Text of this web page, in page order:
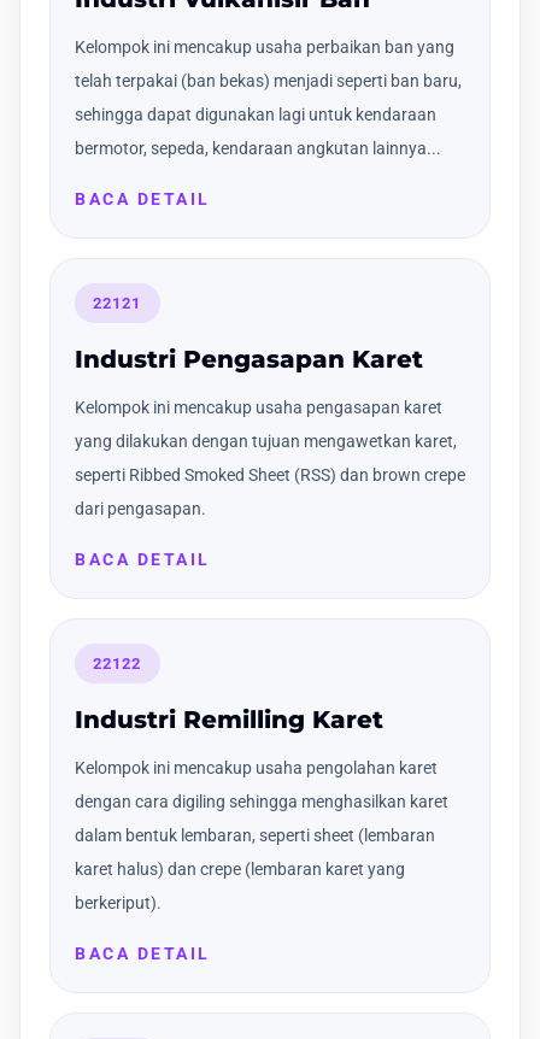
Kelompok ini mencakup usaha perbaikan ban yang
telah terpakai (ban bekas) menjadi seperti ban baru,
sehingga dapat digunakan lagi untuk kendaraan
bermotor, sepeda, kendaraan angkutan lainnya...
BACA DETAIL
22121
Industri Pengasapan Karet
Kelompok ini mencakup usaha pengasapan karet
yang dilakukan dengan tujuan mengawetkan karet,
seperti Ribbed Smoked Sheet (RSS) dan brown crepe
dari pengasapan.
BACA DETAIL
22122
Industri Remilling Karet
Kelompok ini mencakup usaha pengolahan karet
dengan cara digiling sehingga menghasilkan karet
dalam bentuk lembaran, seperti sheet (lembaran
karet halus) dan crepe (lembaran karet yang
berkeriput).
BACA DETAIL